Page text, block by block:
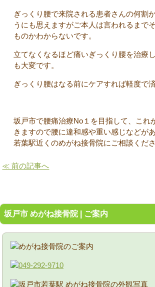
ぎっくり腰で来院される患者さんの何割
うにも思えますがご本人は言われるまで
ものかわからないです。
立てなくなるほど痛いぎっくり腰を治療
も大変です。
ぎっくり腰はなる前にケアすれば軽度で済
坂戸市で腰痛治療No１を目指して、これ
きますので腰に違和感や重い感じなどが
若葉駅近くのめがね接骨院にご相談くださ
≪ 前の記事へ
坂戸市 めがね接骨院 | ご案内